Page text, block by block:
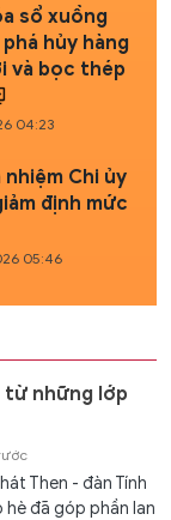
sổ xuồng
hủy hàng
và bọc thép
04:23
Chi ủy
định mức
05:46
từ những lớp
Then - đàn Tính
đã góp phần lan